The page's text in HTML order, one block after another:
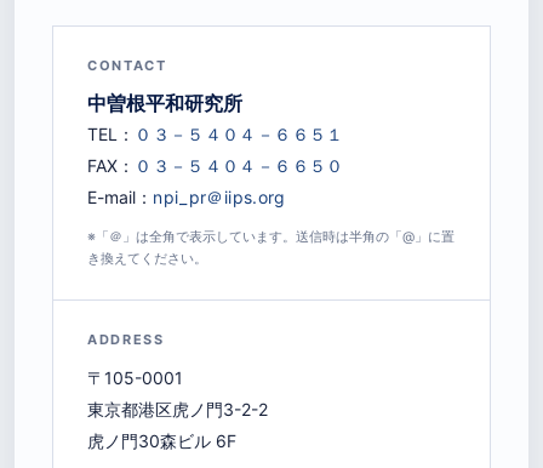
CONTACT
中曽根平和研究所
TEL：
FAX：
E-mail：
※「＠」は全角で表示しています。送信時は半角の「@」に置
き換えてください。
ADDRESS
〒105-0001
東京都港区虎ノ門3-2-2
虎ノ門30森ビル 6F